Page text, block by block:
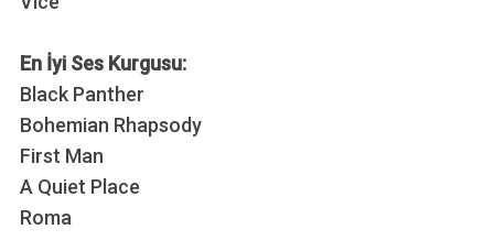
En İyi Ses Kurgusu:
Black Panther
Bohemian Rhapsody
First Man
A Quiet Place
Roma